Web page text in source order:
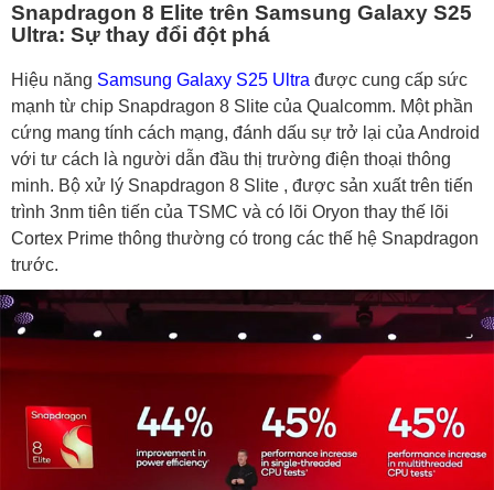
Snapdragon 8 Elite trên Samsung Galaxy S25
Ultra: Sự thay đổi đột phá
Hiệu năng Samsung Galaxy S25 Ultra được cung cấp sức
mạnh từ chip Snapdragon 8 Slite của Qualcomm. Một phần
cứng mang tính cách mạng, đánh dấu sự trở lại của Android
với tư cách là người dẫn đầu thị trường điện thoại thông
minh. Bộ xử lý Snapdragon 8 Slite , được sản xuất trên tiến
trình 3nm tiên tiến của TSMC và có lõi Oryon thay thế lõi
Cortex Prime thông thường có trong các thế hệ Snapdragon
trước.